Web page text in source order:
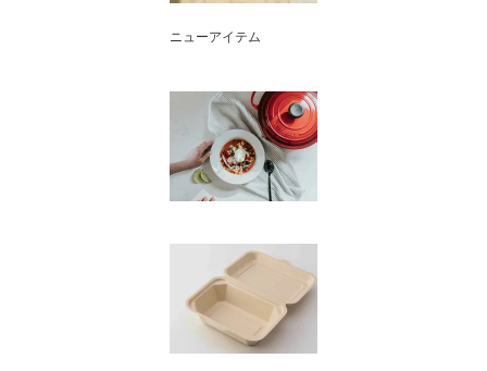
ニューアイテム